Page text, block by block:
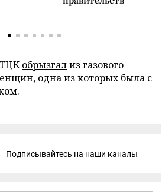
ТЦКобрызгализ газового
одна из которых была с
Подписывайтесь на наши каналы